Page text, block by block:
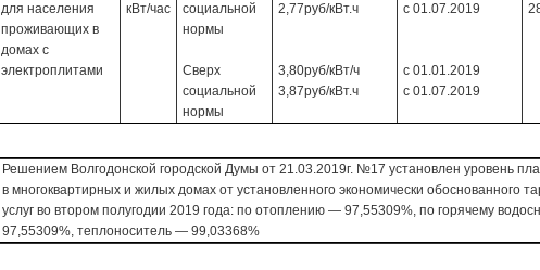
для населения
проживающих в
домах с
электроплитами
кВт/час
социальной
нормы
Сверх
социальной
нормы
2,77руб/кВт.ч
3,80руб/кВт/ч
3,87руб/кВт.ч
с 01.07.2019
с 01.01.2019
с 01.07.2019
Решением Волгодонской городской Думы от 21.03.2019г. №17 установлен уровень
в многоквартирных и жилых домах от установленного экономически обоснованного
услуг во втором полугодии 2019 года: по отоплению — 97,55309%, по горячему
97,55309%, теплоноситель — 99,03368%